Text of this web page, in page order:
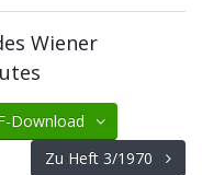
Wiener
Download
Zu Heft 3/1970